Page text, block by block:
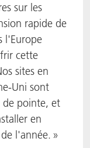
sur les
rapide de
l'Europe
cette
sites en
Uni sont
de pointe, et
en
l'année. »